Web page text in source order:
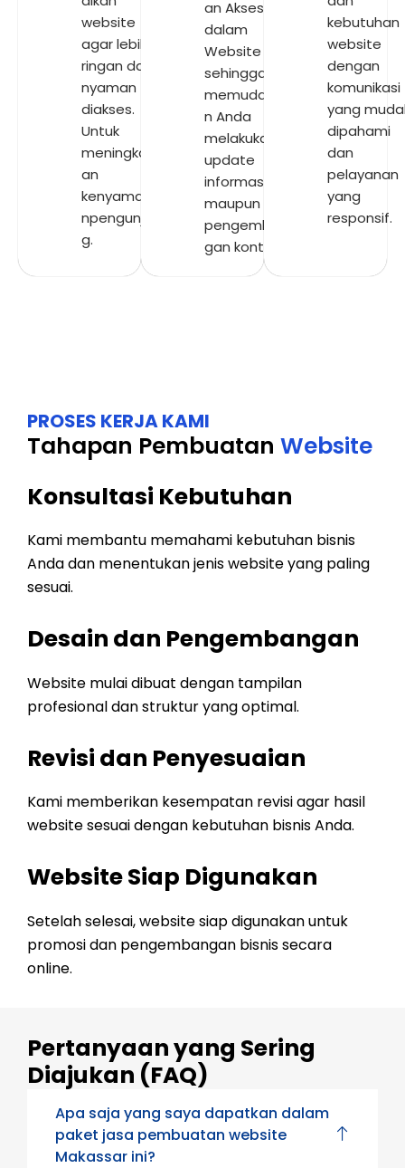
website
agar lebih
ringan dan
nyaman
diakses.
Untuk
meningkatk
an
kenyamana
npengunjun
g.
an Akses ke
dalam
Website
sehingga
memudahka
n Anda
melakukan
update
informasi
maupun
pengemban
gan konten.
kebutuhan
website
dengan
komunikasi
yang
dipahami
dan
pelayanan
yang
responsif.
PROSES KERJA KAMI
Tahapan Pembuatan Website
Konsultasi Kebutuhan
Kami membantu memahami kebutuhan bisnis
Anda dan menentukan jenis website yang paling
sesuai.
Desain dan Pengembangan
Website mulai dibuat dengan tampilan
profesional dan struktur yang optimal.
Revisi dan Penyesuaian
Kami memberikan kesempatan revisi agar hasil
website sesuai dengan kebutuhan bisnis Anda.
Website Siap Digunakan
Setelah selesai, website siap digunakan untuk
promosi dan pengembangan bisnis secara
online.
Pertanyaan yang Sering
Diajukan (FAQ)
Apa saja yang saya dapatkan dalam
paket jasa pembuatan website
Makassar ini?